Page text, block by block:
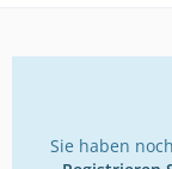
Sie haben